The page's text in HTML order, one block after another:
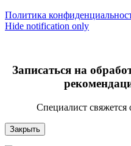
Политика
Hide notification only
Записаться на
Специалист
Закрыть